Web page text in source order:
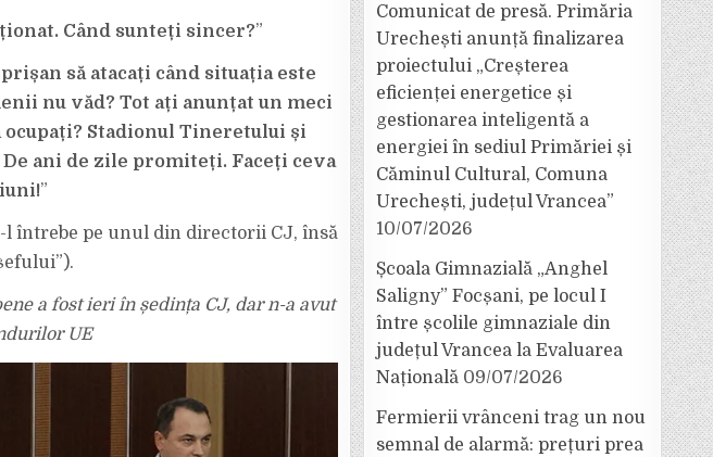
Când sunteți sincer?”
să atacați când situația este
nu văd? Tot ați anunțat un meci
Stadionul Tineretului și
ani de zile promiteți. Faceți ceva
”
l întrebe pe unul din directorii CJ, însă
a fost ieri în ședința CJ, dar n-a avut
UE
Comunicat de presă. Primăria
Urechești anunță finalizarea
proiectului „Creșterea
eficienței energetice și
gestionarea inteligentă a
energiei în sediul Primăriei și
Căminul Cultural, Comuna
Urechești, județul Vrancea”
10/07/2026
Școala Gimnazială „Anghel
Saligny” Focșani, pe locul I
între școlile gimnaziale din
județul Vrancea la Evaluarea
Națională 09/07/2026
Fermierii vrânceni trag un nou
semnal de alarmă: prețuri prea